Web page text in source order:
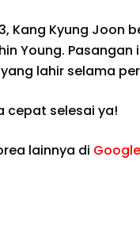
Kang Kyung Joon
Young.
lahir selama
cepat selesai ya!
lainnya di